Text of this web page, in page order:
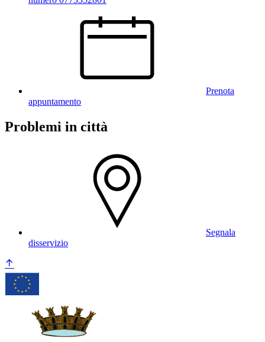
Prenota
appuntamento
Problemi in città
Segnala
disservizio